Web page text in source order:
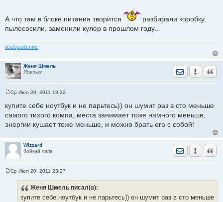
А что там в блоке питания творится
разбирали коробку,
пылесосили, заменили кулер в прошлом году...
изображение
Женя Шмель
Ясельки
Отправить
о
б
е
и
е
Ср Июл 20, 2011 19:22
купите себе ноутбук и не парьтесь)) он шумит раз в сто меньше
самого тихого компа, места занимает тоже намного меньше,
энергии кушает тоже меньше, и можно брать его с собой!
Wizzard
бойкий папа
Отправить
Ср Июл 20, 2011 23:27
Женя Шмель писал(а):
купите себе ноутбук и не парьтесь)) он шумит раз в сто меньше